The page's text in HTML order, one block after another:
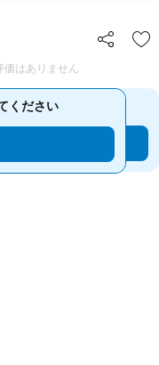
シェア お
価はありません
ください
ください